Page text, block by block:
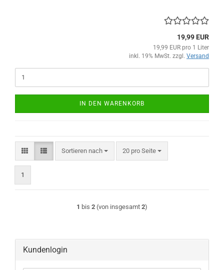
19,99 EUR
19,99 EUR pro 1 Liter
inkl. 19% MwSt. zzgl. Versand
IN DEN WARENKORB
Sortieren nach
Sortieren nach 20 pro Seite
pro Seite
1
1 bis 2 (von insgesamt 2)
Kundenlogin